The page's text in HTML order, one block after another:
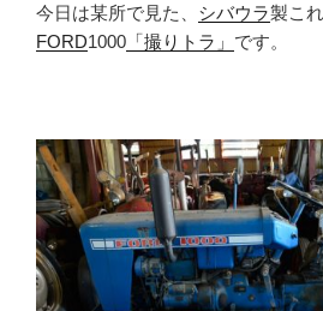
今日は某所で見た、 シバウラ製こ
FORD1000 「撮りトラ」 です。